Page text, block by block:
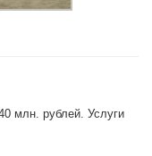
млн. рублей. Услуги